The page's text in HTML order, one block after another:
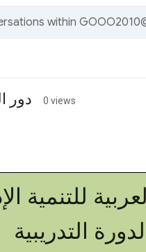
دور 0 views
للتنمية
التدريبية